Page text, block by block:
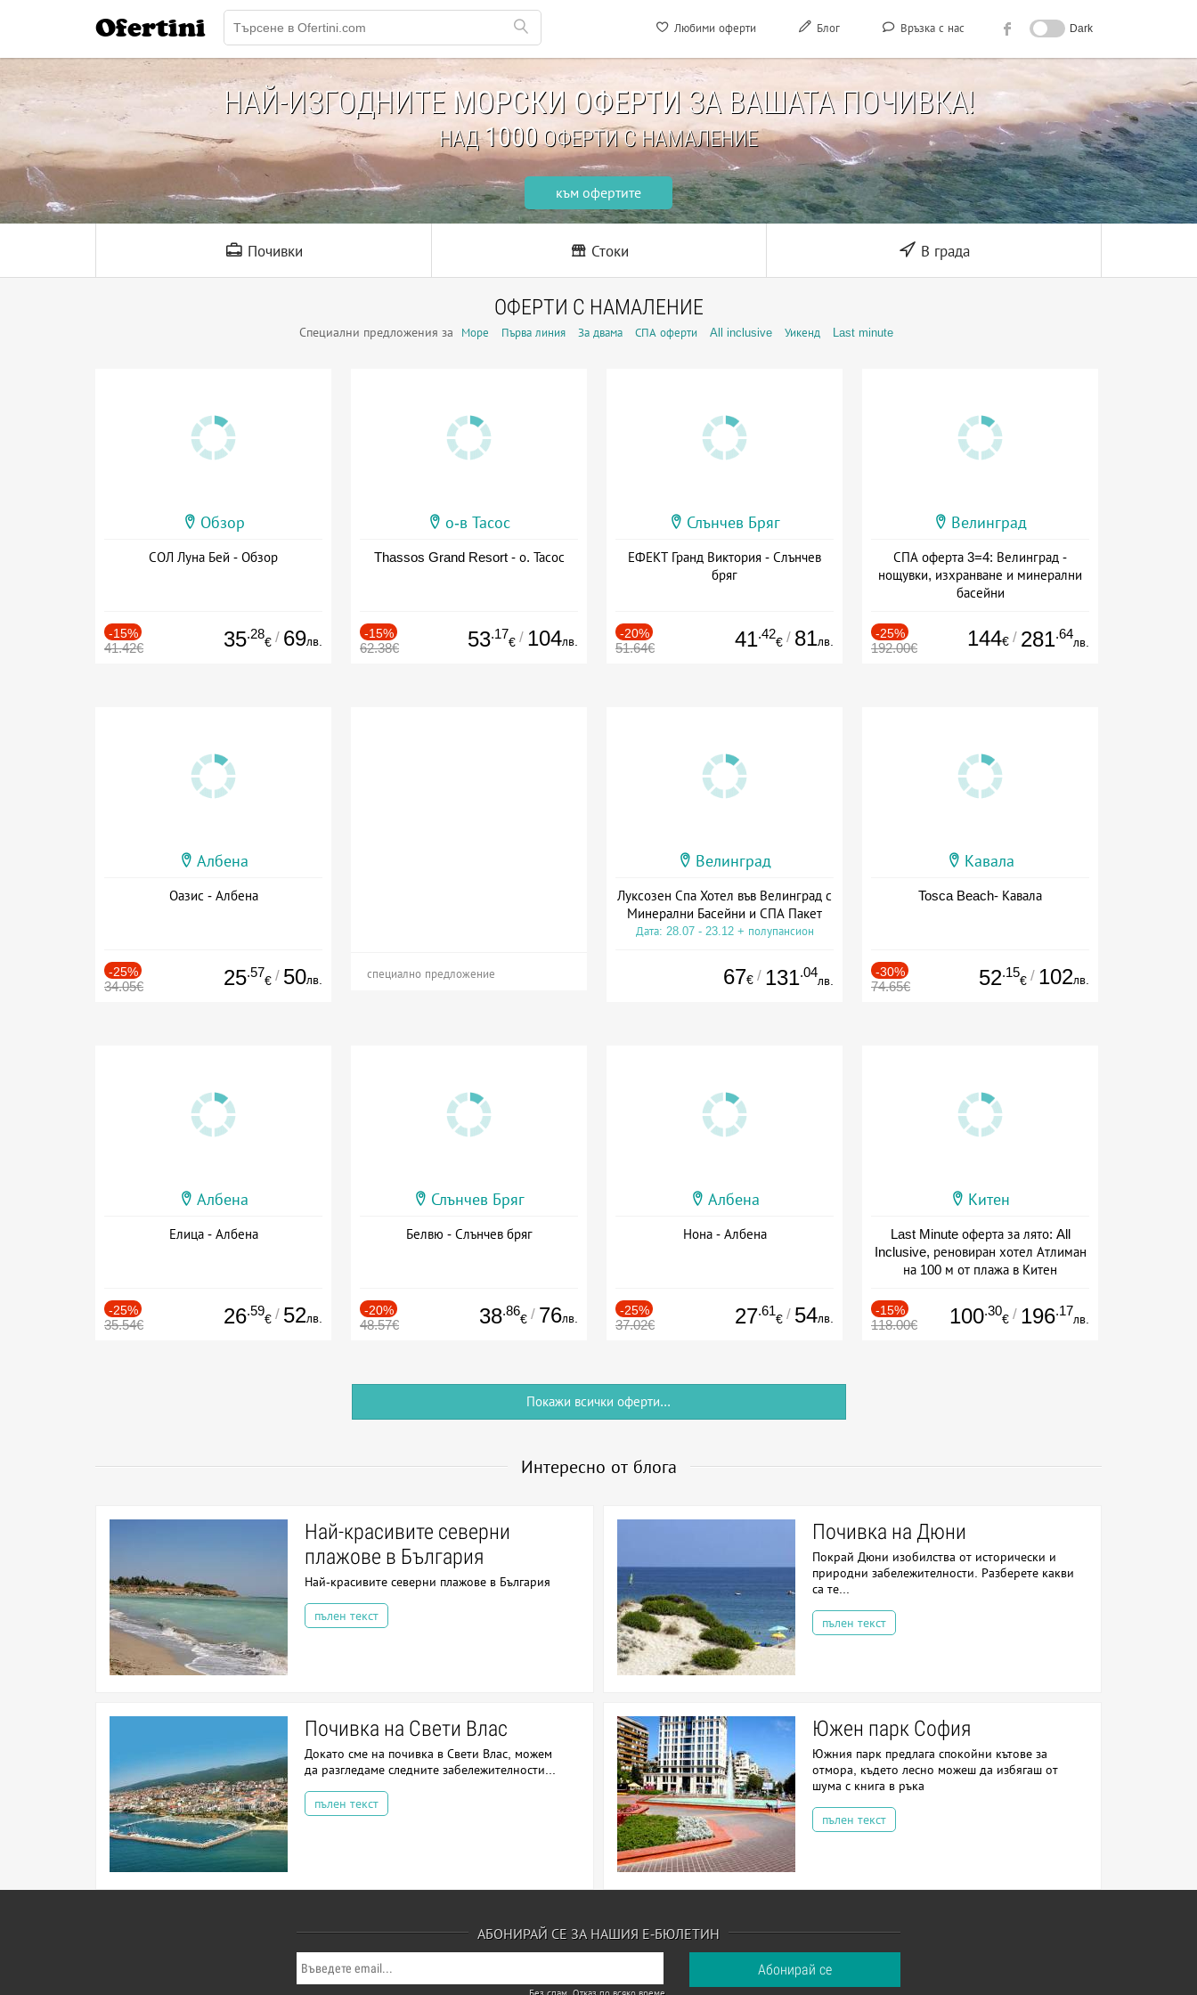
Любими оферти Блог Връзка с нас Dark
Ofertini
НАЙ-ИЗГОДНИТЕ МОРСКИ ОФЕРТИ ЗА ВАШАТА ПОЧИВКА!
НАД1000ОФЕРТИ С НАМАЛЕНИЕ
към офертите
Почивки Стоки В града
ОФЕРТИ С НАМАЛЕНИЕ
Специални предложения за Море Първа линия За двама СПА оферти All inclusive Уикенд Last minute
Обзор
СОЛ Луна Бей - Обзор
-15%
41.42€ 35.28
€ / 69лв.
о-в Тасос
Thassos Grand Resort - о. Тасос
-15%
62.38€ 53.17
€ / 104лв.
Слънчев Бряг
ЕФЕКТ Гранд Виктория - Слънчев
бряг
-20%
51.64€ 41.42
€ / 81лв.
Велинград
СПА оферта 3=4: Велинград -
нощувки, изхранване и минерални
басейни
-25%
192.00€ 144€ / 281.64
лв.
Албена
Оазис - Албена
-25%
34.05€ 25.57
€ / 50лв. специално предложение
Велинград
Луксозен Спа Хотел във Велинград с
Минерални Басейни и СПА Пакет
Дата: 28.07 - 23.12 + полупансион
67€ / 131.04
лв.
Кавала
Tosca Beach- Кавала
-30%
74.65€ 52.15
€ / 102лв.
Албена
Елица - Албена
-25%
35.54€ 26.59
€ / 52лв.
Слънчев Бряг
Белвю - Слънчев бряг
-20%
48.57€ 38.86
€ / 76лв.
Албена
Нона - Албена
-25%
37.02€ 27.61
€ / 54лв.
Китен
Last Minute оферта за лято: All
Inclusive, реновиран хотел Атлиман
на 100 м от плажа в Китен
-15%
118.00€ 100.30
€ / 196.17
лв.
Покажи всички оферти...
Интересно от блога
Най-красивите северни
плажове в България
Най-красивите северни плажове в България
пълен текст
Почивка на Дюни
Покрай Дюни изобилства от исторически и
природни забележителности. Разберете какви
са те...
пълен текст
Почивка на Свети Влас
Докато сме на почивка в Свети Влас, можем
да разгледаме следните забележителности...
пълен текст
Южен парк София
Южния парк предлага спокойни кътове за
отмора, където лесно можеш да избягаш от
шума с книга в ръка
пълен текст
АБОНИРАЙ СЕ ЗА НАШИЯ Е-БЮЛЕТИН